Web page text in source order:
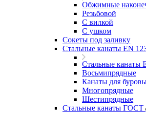
Обжимные
Резьбовой
С вилкой
С ушком
Сокеты под заливку
Стальные канаты EN
Стальные канаты
Восьмипрядные
Канаты для
Многопрядные
Шестипрядные
Стальные канаты ГОСТ